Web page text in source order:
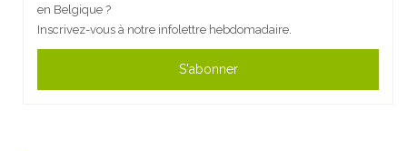
en Belgique ?
Inscrivez-vous à notre infolettre hebdomadaire.
S'abonner